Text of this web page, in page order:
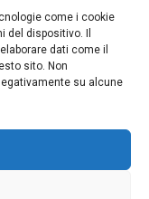
come i cookie
dispositivo. Il
dati come il
sito. Non
su alcune